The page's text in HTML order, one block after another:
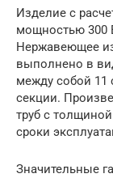
Изделие с
мощностью 300
Нержавеющее
выполнено в
между собой 11
секции.
труб с
сроки
Значительные